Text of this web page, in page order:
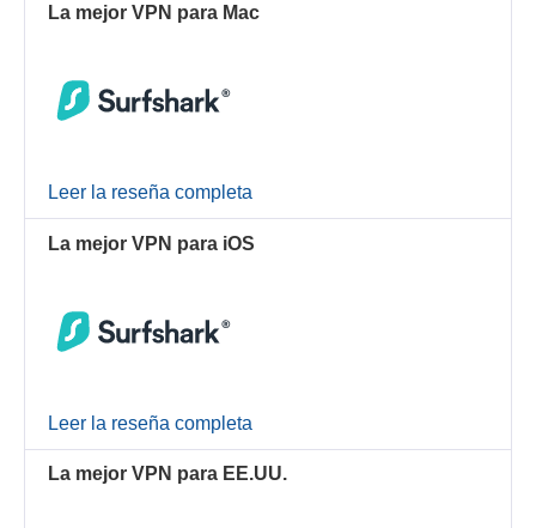
La mejor VPN para Mac
Leer la reseña completa
La mejor VPN para iOS
Leer la reseña completa
La mejor VPN para EE.UU.